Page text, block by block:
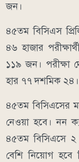
জন।
৪৫তম বিসিএস
৪৬ হাজার
১১৯ জন। পরীক্ষা
হার ৭৭ দশমিক ২৪।
৪৫তম বিসিএসের
নেওয়া হবে। নন
৪৫তম বিসিএসে ২
বেশি নিয়োগ হবে